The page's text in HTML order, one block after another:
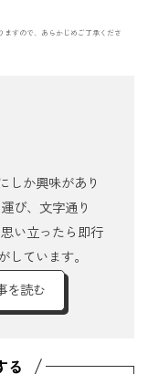
ますので、あらかじめご了承くださ
しか興味があり
び、文字通り
い立ったら即行
ています。
を読む